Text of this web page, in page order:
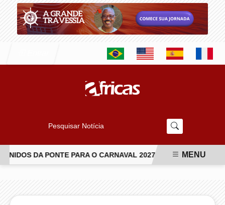
Pesquisar Notícia
DA PONTE PARA O CARNAVAL 2027 VAI-VAI ABRE
MENU